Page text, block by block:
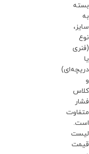
بسته
به
سایز،
نوع
(فنری
یا
دریچه‌ای)
و
کلاس
فشار
متفاوت
است.
لیست
قیمت